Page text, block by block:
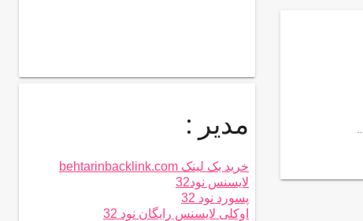
مدیر :
خرید بک لینک behtarinbacklink.com
لایسنس نود32
پسورد نود 32
اوکلی لایسنس رایگان نود 32